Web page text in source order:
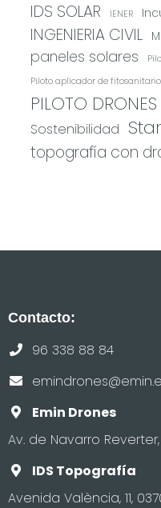
IDS SOLAR IENER
INGENIERIA CIVIL
paneles solares
Piloto aplicador de
PILOTO DRONES
Sostenibilidad
topografía con
Contacto:
96 338 88 84
Emin Drones
Av. de Navarro
IDS Topografía
Avenida València, 11,